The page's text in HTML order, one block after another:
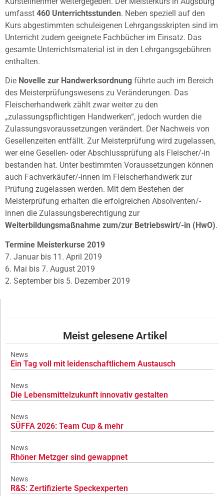
umfasst 460 Unterrichtsstunden. Neben speziell auf den
Kurs abgestimmten schuleigenen Lehrgangsskripten sind im
Unterricht zudem geeignete Fachbücher im Einsatz. Das
gesamte Unterrichtsmaterial ist in den Lehrgangsgebühren
enthalten.
Die Novelle zur Handwerksordnung führte auch im Bereich
des Meisterprüfungswesens zu Veränderungen. Das
Fleischerhandwerk zählt zwar weiter zu den
„zulassungspflichtigen Handwerken“, jedoch wurden die
Zulassungsvoraussetzungen verändert. Der Nachweis von
Gesellenzeiten entfällt. Zur Meisterprüfung wird zugelassen,
wer eine Gesellen- oder Abschlussprüfung als Fleischer/-in
bestanden hat. Unter bestimmten Voraussetzungen können
auch Fachverkäufer/-innen im Fleischerhandwerk zur
Prüfung zugelassen werden. Mit dem Bestehen der
Meisterprüfung erhalten die erfolgreichen Absolventen/-
innen die Zulassungsberechtigung zur
Weiterbildungsmaßnahme zum/zur Betriebswirt/-in (HwO).
Termine Meisterkurse 2019
7. Januar bis 11. April 2019
6. Mai bis 7. August 2019
2. September bis 5. Dezember 2019
Meist gelesene Artikel
News
Ein Tag voll mit leidenschaftlichem Austausch
News
Die Lebensmittelzukunft innovativ gestalten
News
SÜFFA 2026: Team Cup & mehr
News
Rhöner Metzger sind gewappnet
News
R&S: Zertifizierte Speckexperten